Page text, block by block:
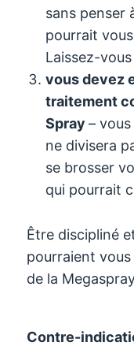
sans penser
pourrait
Laissez-
vous devez
traitement
Spray–
ne divisera
se brosser
qui pourrait
Être discipliné
pourraient
de la
Contre-